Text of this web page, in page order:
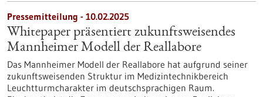
Pressemitteilung - 10.02.2025
Whitepaper präsentiert zukunftsweisendes
Mannheimer Modell der Reallabore
Das Mannheimer Modell der Reallabore hat aufgrund seiner
zukunftsweisenden Struktur im Medizintechnikbereich
Leuchtturmcharakter im deutschsprachigen Raum.